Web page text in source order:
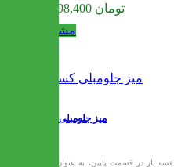
31,298,400 تومان
مشاهده
میز جلومبلی کسرا
باز در قسمت پایین، به عنوان یک